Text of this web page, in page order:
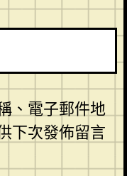
、電子郵件地
下次發佈留言